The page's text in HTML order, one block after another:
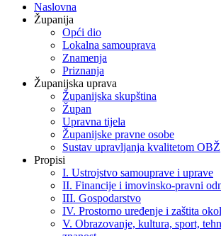
Naslovna
Županija
Opći dio
Lokalna samouprava
Znamenja
Priznanja
Županijska uprava
Županijska skupština
Župan
Upravna tijela
Županijske pravne osobe
Sustav upravljanja kvalitetom OBŽ
Propisi
I. Ustrojstvo samouprave i uprave
II. Financije i imovinsko-pravni
III. Gospodarstvo
IV. Prostorno uređenje i zaštita
V. Obrazovanje, kultura, sport,